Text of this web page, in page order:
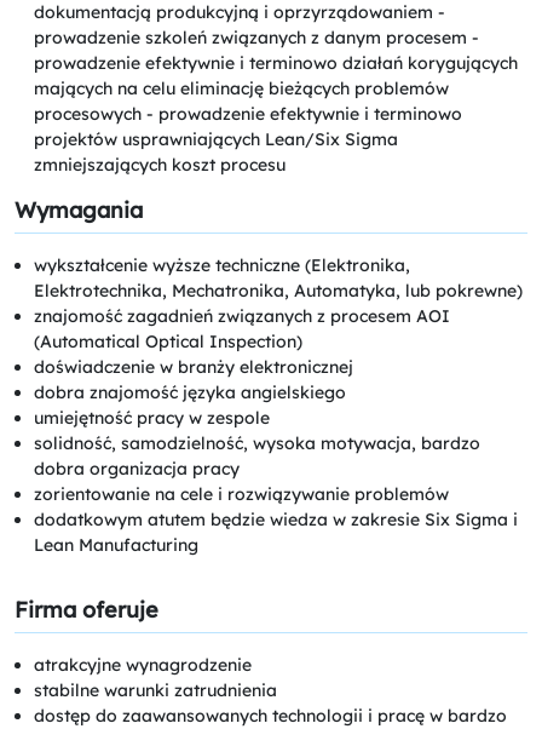
dokumentacją produkcyjną i oprzyrządowaniem -
prowadzenie szkoleń związanych z danym procesem -
prowadzenie efektywnie i terminowo działań korygujących
mających na celu eliminację bieżących problemów
procesowych - prowadzenie efektywnie i terminowo
projektów usprawniających Lean/Six Sigma
zmniejszających koszt procesu
Wymagania
wykształcenie wyższe techniczne (Elektronika,
Elektrotechnika, Mechatronika, Automatyka, lub pokrewne)
znajomość zagadnień związanych z procesem AOI
(Automatical Optical Inspection)
doświadczenie w branży elektronicznej
dobra znajomość języka angielskiego
umiejętność pracy w zespole
solidność, samodzielność, wysoka motywacja, bardzo
dobra organizacja pracy
zorientowanie na cele i rozwiązywanie problemów
dodatkowym atutem będzie wiedza w zakresie Six Sigma i
Lean Manufacturing
Firma oferuje
atrakcyjne wynagrodzenie
stabilne warunki zatrudnienia
dostęp do zaawansowanych technologii i pracę w bardzo